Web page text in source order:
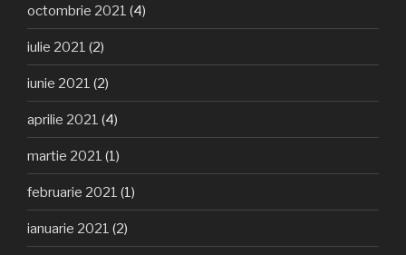
octombrie 2021 (4)
iulie 2021 (2)
iunie 2021 (2)
aprilie 2021 (4)
martie 2021 (1)
februarie 2021 (1)
ianuarie 2021 (2)